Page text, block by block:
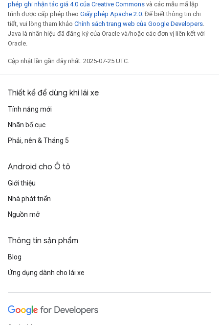
phép ghi nhận tác giả 4.0 của Creative Commons và các mẫu mã lập
trình được cấp phép theo Giấy phép Apache 2.0. Để biết thông tin chi
tiết, vui lòng tham khảo Chính sách trang web của Google Developers.
Java là nhãn hiệu đã đăng ký của Oracle và/hoặc các đơn vị liên kết với
Oracle.
Cập nhật lần gần đây nhất: 2025-07-25 UTC.
Thiết kế để dùng khi lái xe
Tính năng mới
Nhãn bố cục
Phải, nên & Tháng 5
Android cho Ô tô
Giới thiệu
Nhà phát triển
Nguồn mở
Thông tin sản phẩm
Blog
Ứng dụng dành cho lái xe